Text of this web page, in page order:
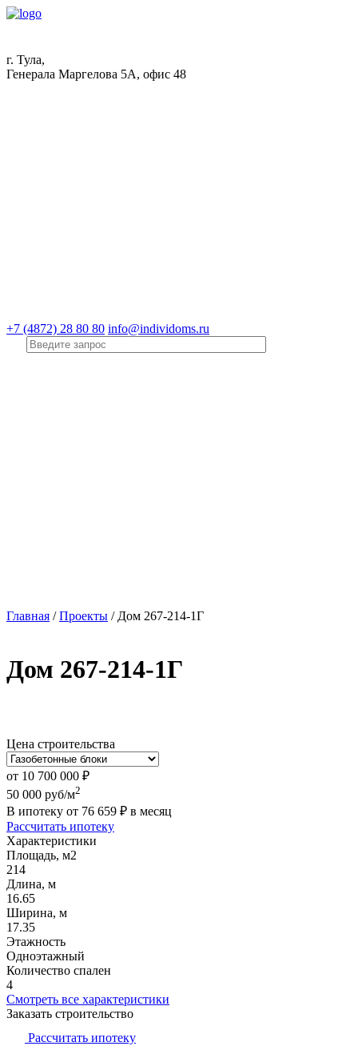
г. Тула,
Генерала Маргелова 5А, офис 48
+7 (4872) 28 80 80 info@individoms.ru
Главная /Проекты / Дом 267-214-1Г
Дом 267-214-1Г
Цена строительства
от 10 700 000 ₽
50 000 руб/м2
В ипотеку от 76 659 ₽ в месяц
Рассчитать ипотеку
Характеристики
Площадь, м2
214
Длина, м
16.65
Ширина, м
17.35
Этажность
Одноэтажный
Количество спален
4
Смотреть все характеристики
Заказать строительство
Рассчитать ипотеку